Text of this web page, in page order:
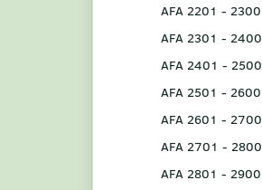
AFA 2201 - 2300
AFA 2301 - 2400
AFA 2401 - 2500
AFA 2501 - 2600
AFA 2601 - 2700
AFA 2701 - 2800
AFA 2801 - 2900